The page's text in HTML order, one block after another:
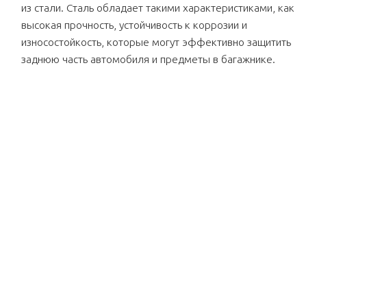
из стали. Сталь обладает такими характеристиками, как
высокая прочность, устойчивость к коррозии и
износостойкость, которые могут эффективно защитить
заднюю часть автомобиля и предметы в багажнике.